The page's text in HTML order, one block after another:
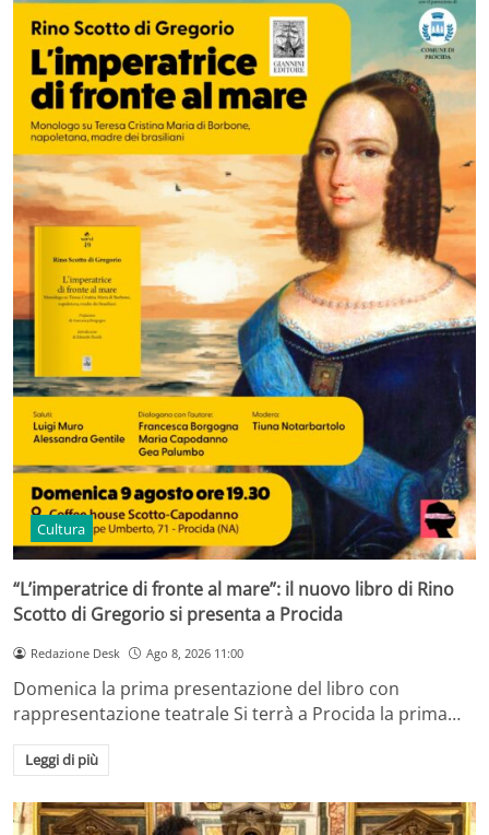
Cultura
“L’imperatrice di fronte al mare”: il nuovo libro di Rino
Scotto di Gregorio si presenta a Procida
Redazione Desk Ago 8, 2026 11:00
Domenica la prima presentazione del libro con
rappresentazione teatrale Si terrà a Procida la prima…
Leggi di più